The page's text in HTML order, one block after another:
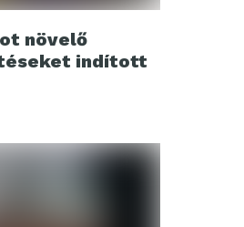
növelő
indított